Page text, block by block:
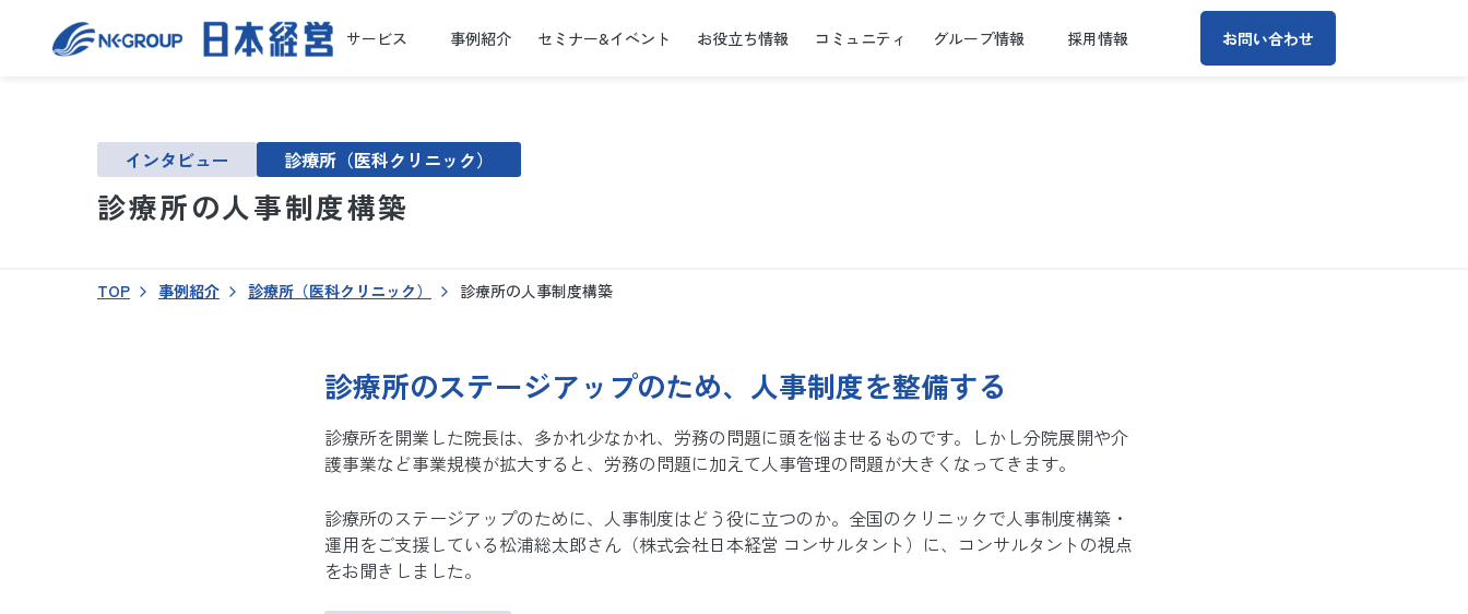
サービス 事例紹介 セミナー&イベント お役立ち情報 コミュニティ グループ情報 採用情報 お問い合わせ
インタビュー 診療所（医科クリニック）
診療所の人事制度構築
TOP 事例紹介 診療所（医科クリニック） 診療所の人事制度構築
診療所のステージアップのため、人事制度を整備する
診療所を開業した院長は、多かれ少なかれ、労務の問題に頭を悩ませるものです。しかし分院展開や介
護事業など事業規模が拡大すると、労務の問題に加えて人事管理の問題が大きくなってきます。
診療所のステージアップのために、人事制度はどう役に立つのか。全国のクリニックで人事制度構築・
運用をご支援している松浦総太郎さん（株式会社日本経営 コンサルタント）に、コンサルタントの視点
をお聞きしました。